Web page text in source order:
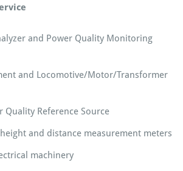
and Power Quality Monitoring
and Locomotive/Motor/Transformer
Quality Reference Source
and distance measurement meters
machinery